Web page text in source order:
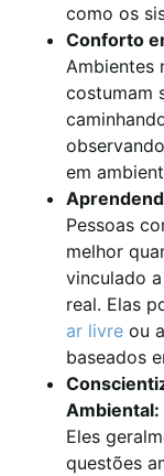
como os
Conforto
Ambientes
costumam
em
Pessoas
melhor
vinculado
real. Elas
ar livre ou
baseados
Ambiental:
Eles
questões